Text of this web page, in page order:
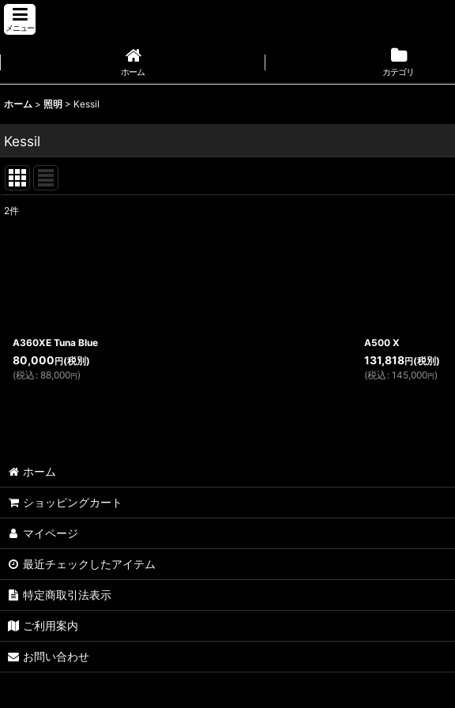
メニュー
ホーム カテゴリ
ホーム > 照明 > Kessil
Kessil
2件
A360XE Tuna Blue
80,000 円 (税別)
(税込 : 88,000円)
A500 X
131,818円(税別)
(税込 : 145,000円)
ホーム
ショッピングカート
マイページ
最近チェックしたアイテム
特定商取引法表示
ご利用案内
お問い合わせ